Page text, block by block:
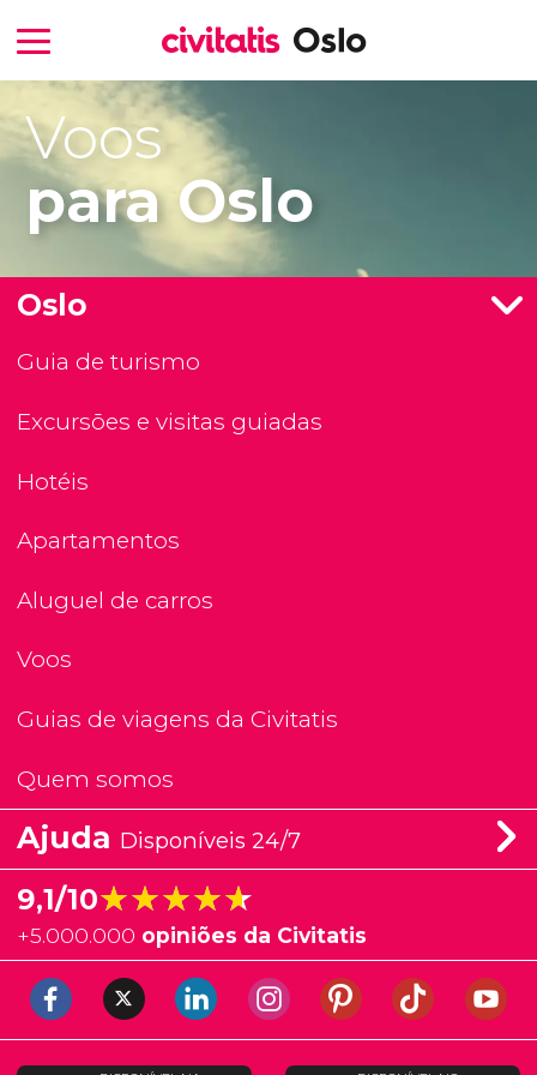
Voos
para Oslo
Oslo
Guia de turismo
Excursões e visitas guiadas
Hotéis
Apartamentos
Aluguel de carros
Voos
Guias de viagens da Civitatis
Quem somos
Ajuda Disponíveis 24/7
9,1/10★★★★★
★★★★★
+5.000.000 opiniões da Civitatis